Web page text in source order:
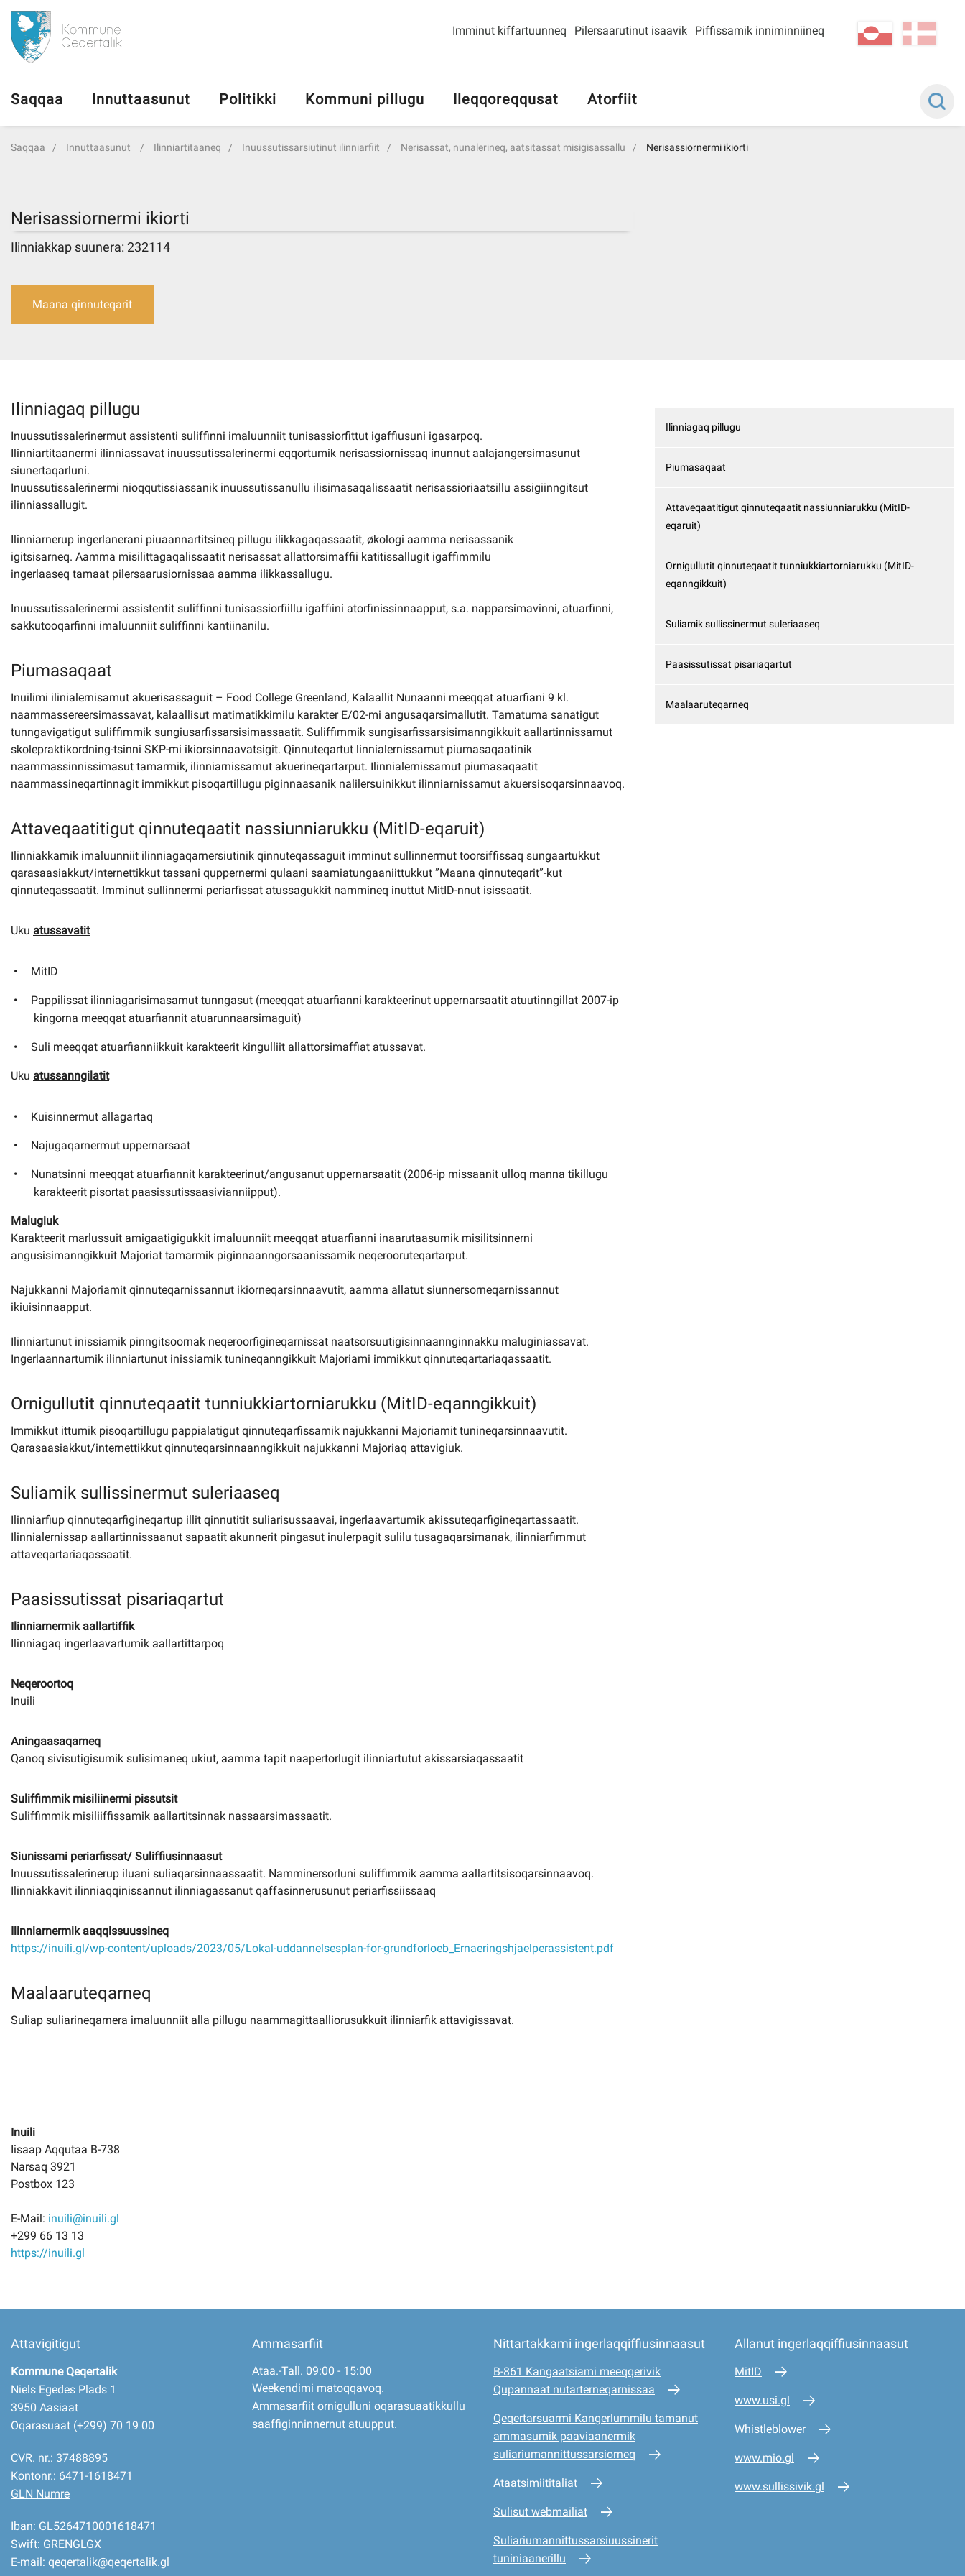
Kommuni pillugu
Ileqqoreqqusat
Atorfiit
Pilersaarutinut isaavik
Piffissamik inniminniineq
kl-GL
Imminut kiffartuunneq Pilersaarutinut isaavik Piffissamik inniminniineq
Saqqaa Innuttaasunut Politikki Kommuni pillugu Ileqqoreqqusat Atorfiit
Saqqaa Innuttaasunut Ilinniartitaaneq Inuussutissarsiutinut ilinniarfiit Nerisassat, nunalerineq, aatsitassat misigisassallu Nerisassiornermi ikiorti
Nerisassiornermi ikiorti
Ilinniakkap suunera: 232114
Maana qinnuteqarit
Ilinniagaq pillugu
Inuussutissalerinermut assistenti suliffinni imaluunniit tunisassiorfittut igaffiusuni igasarpoq.
Ilinniartitaanermi ilinniassavat inuussutissalerinermi eqqortumik nerisassiornissaq inunnut aalajangersimasunut
siunertaqarluni.
Inuussutissalerinermi nioqqutissiassanik inuussutissanullu ilisimasaqalissaatit nerisassioriaatsillu assigiinngitsut
ilinniassallugit.
Ilinniarnerup ingerlanerani piuaannartitsineq pillugu ilikkagaqassaatit, økologi aamma nerisassanik
igitsisarneq. Aamma misilittagaqalissaatit nerisassat allattorsimaffii katitissallugit igaffimmilu
ingerlaaseq tamaat pilersaarusiornissaa aamma ilikkassallugu.
Inuussutissalerinermi assistentit suliffinni tunisassiorfiillu igaffiini atorfinissinnaapput, s.a. napparsimavinni, atuarfinni,
sakkutooqarfinni imaluunniit suliffinni kantiinanilu.
Piumasaqaat
Inuilimi ilinialernisamut akuerisassaguit – Food College Greenland, Kalaallit Nunaanni meeqqat atuarfiani 9 kl.
naammassereersimassavat, kalaallisut matimatikkimilu karakter E/02-mi angusaqarsimallutit. Tamatuma sanatigut
tunngavigatigut suliffimmik sungiusarfissarsisimassaatit. Suliffimmik sungisarfissarsisimanngikkuit aallartinnissamut
skolepraktikordning-tsinni SKP-mi ikiorsinnaavatsigit. Qinnuteqartut linnialernissamut piumasaqaatinik
naammassinnissimasut tamarmik, ilinniarnissamut akuerineqartarput. Ilinnialernissamut piumasaqaatit
naammassineqartinnagit immikkut pisoqartillugu piginnaasanik nalilersuinikkut ilinniarnissamut akuersisoqarsinnaavoq.
Attaveqaatitigut qinnuteqaatit nassiunniarukku (MitID-eqaruit)
Ilinniakkamik imaluunniit ilinniagaqarnersiutinik qinnuteqassaguit imminut sullinnermut toorsiffissaq sungaartukkut
qarasaasiakkut/internettikkut tassani quppernermi qulaani saamiatungaaniittukkut ”Maana qinnuteqarit”-kut
qinnuteqassaatit. Imminut sullinnermi periarfissat atussagukkit nammineq inuttut MitID-nnut isissaatit.
Uku atussavatit
MitID
Pappilissat ilinniagarisimasamut tunngasut (meeqqat atuarfianni karakteerinut uppernarsaatit atuutinngillat 2007-ip
kingorna meeqqat atuarfiannit atuarunnaarsimaguit)
Suli meeqqat atuarfianniikkuit karakteerit kingulliit allattorsimaffiat atussavat.
Uku atussanngilatit
Kuisinnermut allagartaq
Najugaqarnermut uppernarsaat
Nunatsinni meeqqat atuarfiannit karakteerinut/angusanut uppernarsaatit (2006-ip missaanit ulloq manna tikillugu
karakteerit pisortat paasissutissaasivianniipput).
Malugiuk
Karakteerit marlussuit amigaatigigukkit imaluunniit meeqqat atuarfianni inaarutaasumik misilitsinnerni
angusisimanngikkuit Majoriat tamarmik piginnaanngorsaanissamik neqerooruteqartarput.
Najukkanni Majoriamit qinnuteqarnissannut ikiorneqarsinnaavutit, aamma allatut siunnersorneqarnissannut
ikiuisinnaapput.
Ilinniartunut inissiamik pinngitsoornak neqeroorfigineqarnissat naatsorsuutigisinnaannginnakku maluginiassavat.
Ingerlaannartumik ilinniartunut inissiamik tunineqanngikkuit Majoriami immikkut qinnuteqartariaqassaatit.
Ornigullutit qinnuteqaatit tunniukkiartorniarukku (MitID-eqanngikkuit)
Immikkut ittumik pisoqartillugu pappialatigut qinnuteqarfissamik najukkanni Majoriamit tunineqarsinnaavutit.
Qarasaasiakkut/internettikkut qinnuteqarsinnaanngikkuit najukkanni Majoriaq attavigiuk.
Suliamik sullissinermut suleriaaseq
Ilinniarfiup qinnuteqarfigineqartup illit qinnutitit suliarisussaavai, ingerlaavartumik akissuteqarfigineqartassaatit.
Ilinnialernissap aallartinnissaanut sapaatit akunnerit pingasut inulerpagit sulilu tusagaqarsimanak, ilinniarfimmut
attaveqartariaqassaatit.
Paasissutissat pisariaqartut
Ilinniarnermik aallartiffik
Ilinniagaq ingerlaavartumik aallartittarpoq
Neqeroortoq
Inuili
Aningaasaqarneq
Qanoq sivisutigisumik sulisimaneq ukiut, aamma tapit naapertorlugit ilinniartutut akissarsiaqassaatit
Suliffimmik misiliinermi pissutsit
Suliffimmik misiliiffissamik aallartitsinnak nassaarsimassaatit.
Siunissami periarfissat/ Suliffiusinnaasut
Inuussutissalerinerup iluani suliaqarsinnaassaatit. Namminersorluni suliffimmik aamma aallartitsisoqarsinnaavoq.
Ilinniakkavit ilinniaqqinissannut ilinniagassanut qaffasinnerusunut periarfissiissaaq
Ilinniarnermik aaqqissuussineq
https://inuili.gl/wp-content/uploads/2023/05/Lokal-uddannelsesplan-for-grundforloeb_Ernaeringshjaelperassistent.pdf
Maalaaruteqarneq
Suliap suliarineqarnera imaluunniit alla pillugu naammagittaalliorusukkuit ilinniarfik attavigissavat.
Ilinniagaq pillugu
Piumasaqaat
Attaveqaatitigut qinnuteqaatit nassiunniarukku (MitID-
eqaruit)
Ornigullutit qinnuteqaatit tunniukkiartorniarukku (MitID-
eqanngikkuit)
Suliamik sullissinermut suleriaaseq
Paasissutissat pisariaqartut
Maalaaruteqarneq
Inuili
Iisaap Aqqutaa B-738
Narsaq 3921
Postbox 123
E-Mail: inuili@inuili.gl
+299 66 13 13
https://inuili.gl
Attavigitigut
Kommune Qeqertalik
Niels Egedes Plads 1
3950 Aasiaat
Oqarasuaat (+299) 70 19 00
CVR. nr.: 37488895
Kontonr.: 6471-1618471
GLN Numre
Iban: GL5264710001618471
Swift: GRENGLGX
E-mail: qeqertalik@qeqertalik.gl
Ammasarfiit
Ataa.-Tall. 09:00 - 15:00
Weekendimi matoqqavoq.
Ammasarfiit ornigulluni oqarasuaatikkullu
saaffiginninnernut atuupput.
Nittartakkami ingerlaqqiffiusinnaasut
B-861 Kangaatsiami meeqqerivik
Qupannaat nutarterneqarnissaa
Qeqertarsuarmi Kangerlummilu tamanut
ammasumik paaviaanermik
suliariumannittussarsiorneq
Ataatsimiititaliat
Sulisut webmailiat
Suliariumannittussarsiuussinerit
tuniniaanerillu
Allanut ingerlaqqiffiusinnaasut
MitID
www.usi.gl
Whistleblower
www.mio.gl
www.sullissivik.gl